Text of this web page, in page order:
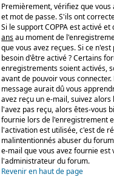
Premièrement, vérifiez que
et mot de passe. S'ils ont
Si le support COPPA est activé
ansau moment de
que vous avez reçues. Si ce
besoin d'être activé ? Certains
enregistrements soient activés,
avant de pouvoir vous
message aurait dû vous
avez reçu un e-mail, suivez
l'avez pas reçu, alors êtes-vous
fournie lors de l'enregistrement
l'activation est utilisée, c'est de
malintentionnés abuser du
e-mail que vous avez fournie
l'administrateur du forum.
Revenir en haut de page